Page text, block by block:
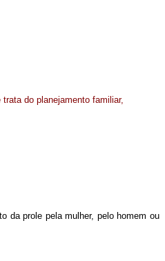
trata do planejamento familiar,
da prole pela mulher, pelo homem ou